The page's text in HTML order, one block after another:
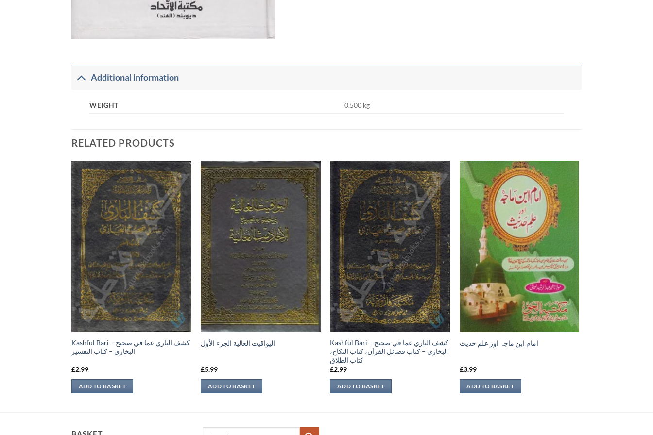
Additional information
WEIGHT 0.500 kg
RELATED PRODUCTS
Kashful Bari – كشف الباري عما في صحيح
البخاري – كتاب التفسير
£2.99
ADD TO BASKET
اليواقيت الغالية الجزء الأول
£5.99
ADD TO BASKET
Kashful Bari – كشف الباري عما في صحيح
البخاري – كتاب فضائل القرآن، كتاب النكاح،
كتاب الطلاق
£2.99
ADD TO BASKET
امام ابن ماجہ اور علم حديث
£3.99
ADD TO BASKET
Search